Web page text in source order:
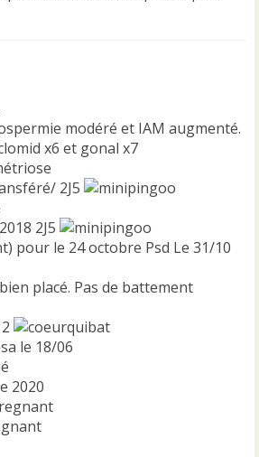
modéré et IAM augmenté.
x6 et gonal x7
2J5
2J5
pour le 24 octobre Psd Le 31/10
placé. Pas de battement
le 18/06
2020